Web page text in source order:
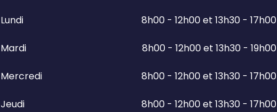
Lundi 8h00 - 12h00 et 13h30 - 17h00
Mardi 8h00 - 12h00 et 13h30 - 19h00
Mercredi 8h00 - 12h00 et 13h30 - 17h00
Jeudi 8h00 - 12h00 et 13h30 - 17h00